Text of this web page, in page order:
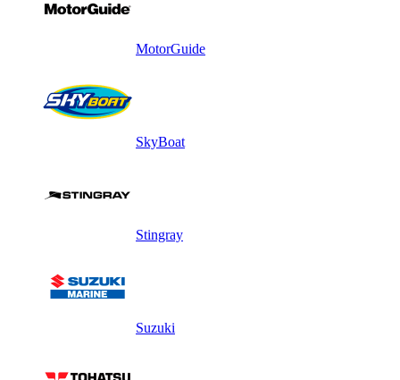
MotorGuide
SkyBoat
Stingray
Suzuki